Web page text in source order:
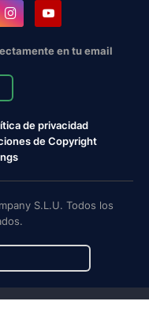
en tu email
de privacidad
de Copyright
S.L.U. Todos los